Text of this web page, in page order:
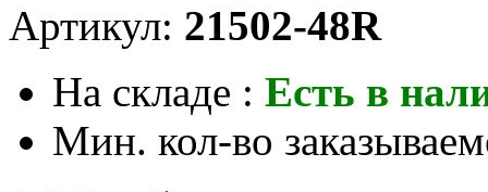
Артикул: 21502-48R
На складе : Есть в
Мин. кол-во